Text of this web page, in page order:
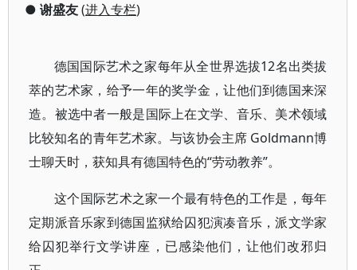
● 谢盛友(进入专栏)
德国国际艺术之家每年从全世界选拔12名出类拔
萃的艺术家，给予一年的奖学金，让他们到德国来深
造。被选中者一般是国际上在文学、音乐、美术领域
比较知名的青年艺术家。与该协会主席 Goldmann博
士聊天时，获知具有德国特色的“劳动教养”。
这个国际艺术之家一个最有特色的工作是，每年
定期派音乐家到德国监狱给囚犯演凑音乐，派文学家
给囚犯举行文学讲座，已感染他们，让他们改邪归